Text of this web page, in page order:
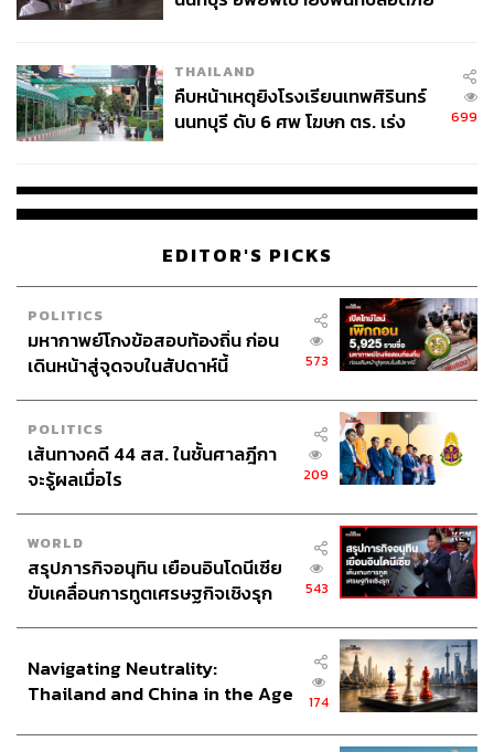
THAILAND
คืบหน้าเหตุยิงโรงเรียนเทพศิรินทร์
นนทบุรี ดับ 6 ศพ โฆษก ตร. เร่ง
699
EDITOR'S PICKS
POLITICS
มหากาพย์โกงข้อสอบท้องถิ่น ก่อน
เดินหน้าสู่จุดจบในสัปดาห์นี้
573
POLITICS
เส้นทางคดี 44 สส. ในชั้นศาลฎีกา
จะรู้ผลเมื่อไร
209
WORLD
สรุปภารกิจอนุทิน เยือนอินโดนีเซีย
ขับเคลื่อนการทูตเศรษฐกิจเชิงรุก
543
Navigating Neutrality:
Thailand and China in the Age
174